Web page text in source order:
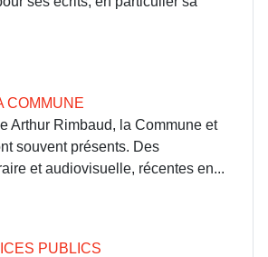
COMMUNE
Arthur Rimbaud, la Commune et
souvent présents. Des
et audiovisuelle, récentes en...
PUBLICS